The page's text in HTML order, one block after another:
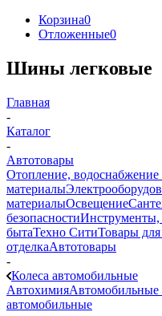
Корзина0
Отложенные0
Шины легковые
Главная
-
Каталог
-
Автотовары
Отопление, водоснабжение
материалы
материалыОсвещение
безопасностиИнструменты,
бытаТехно СитиТовары для
отделкаАвтотовары
-
Колеса автомобильные
АвтохимияАвтомобильные
автомобильные